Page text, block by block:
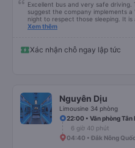
Excellent bus and very safe
suggest the company implements
night to respect those sleeping. It is
please display the Wi-Fi password
quy định rõ ràng về việc giữ im lặng
để tránh làm phiền hành khách
khẩu Wi-Fi trong xe để hành khách
Xem thêm
Xác nhận chỗ ngay lập tức
Nguyên Dịu
Limousine 34 phòng
22:00 • Văn phòng Tân
6 giờ 40 phút
04:40 • Đắk Nông